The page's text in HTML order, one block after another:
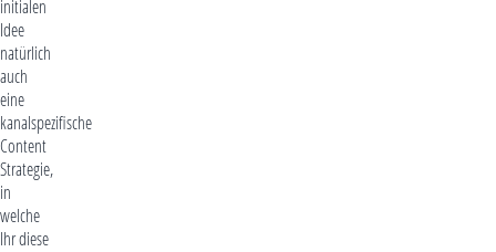
initialen
Idee
natürlich
auch
eine
kanalspezifische
Content
Strategie,
in
welche
Ihr diese